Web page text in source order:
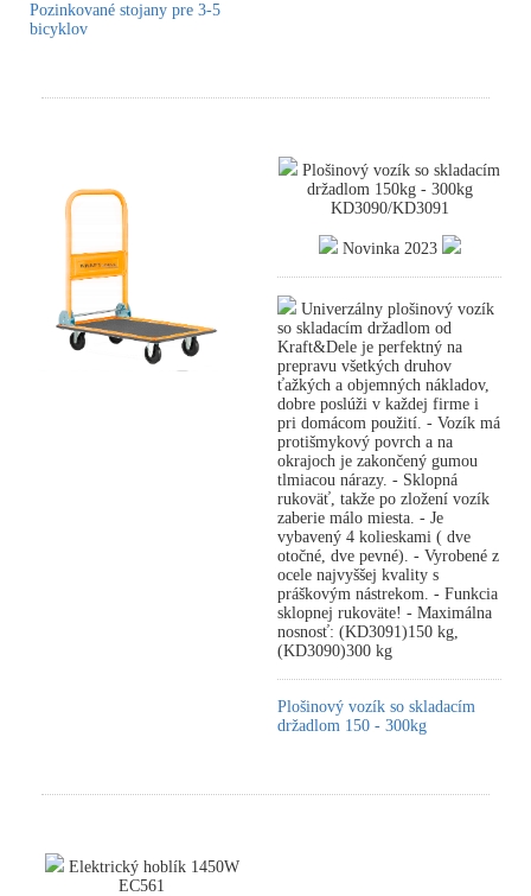
Pozinkované stojany pre 3-5
bicyklov
Plošinový vozík so skladacím
držadlom 150kg - 300kg
KD3090/KD3091
Novinka 2023
Univerzálny plošinový vozík
so skladacím držadlom od
Kraft&Dele je perfektný na
prepravu všetkých druhov
ťažkých a objemných nákladov,
dobre poslúži v každej firme i
pri domácom použití. - Vozík má
protišmykový povrch a na
okrajoch je zakončený gumou
tlmiacou nárazy. - Sklopná
rukoväť, takže po zložení vozík
zaberie málo miesta. - Je
vybavený 4 kolieskami ( dve
otočné, dve pevné). - Vyrobené z
ocele najvyššej kvality s
práškovým nástrekom. - Funkcia
sklopnej rukoväte! - Maximálna
nosnosť: (KD3091)150 kg,
(KD3090)300 kg
Plošinový vozík so skladacím
držadlom 150 - 300kg
Elektrický hoblík 1450W
EC561